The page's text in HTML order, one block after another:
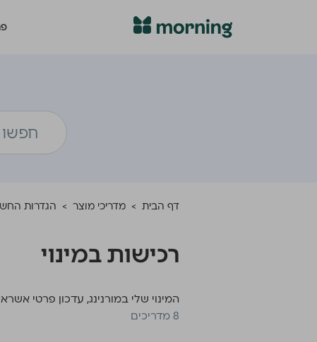
דף הבית > מדריכי מוצר > הגדרות
רכישות במינוי
המינוי שלי במורנינג, עדכון פרטי
‫8 מדריכים